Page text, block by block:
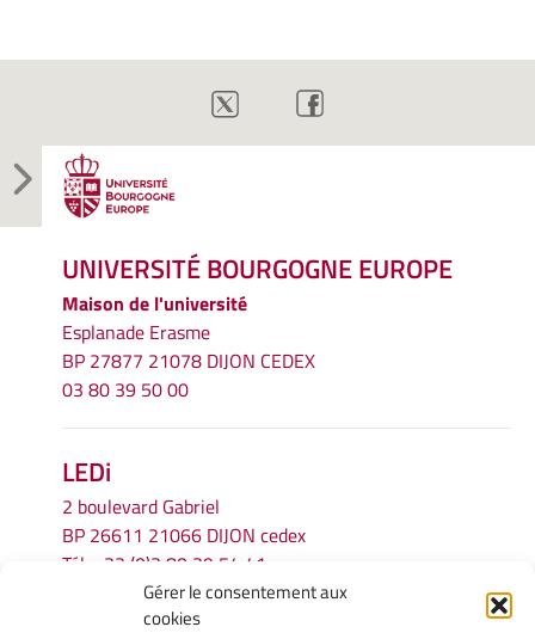
Gérer le consentement aux
cookies
UNIVERSITÉ BOURGOGNE EUROPE
Maison de l'université
Esplanade Erasme
BP 27877 21078 DIJON CEDEX
03 80 39 50 00
LEDi
2 boulevard Gabriel
BP 26611 21066 DIJON cedex
Tél.
+33 (0)3 80 39 54 41
secretariat.ledi@u-bourgogne.fr